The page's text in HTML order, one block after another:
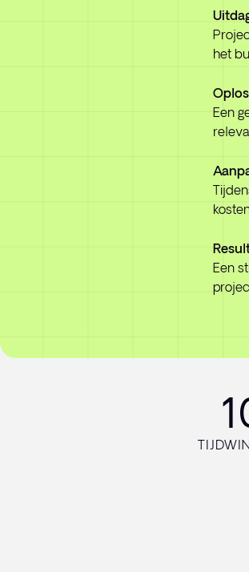
het
Een
Een